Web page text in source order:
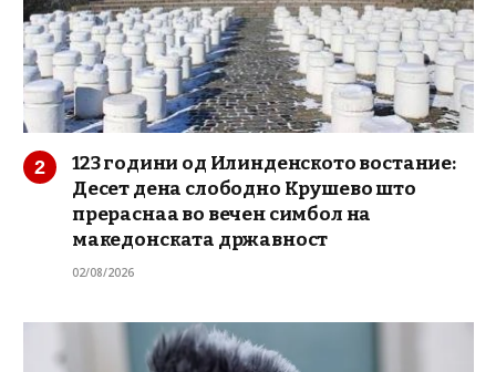
123 години од Илинденското востание:
Десет дена слободно Крушево што
прераснаа во вечен симбол на
македонската државност
02/08/2026